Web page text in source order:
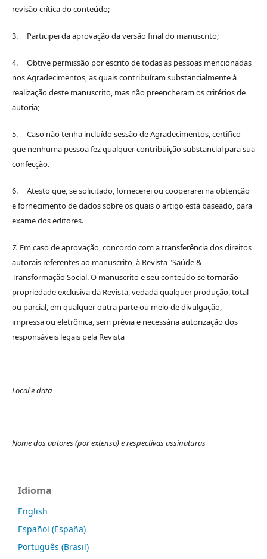
revisão crítica do conteúdo;
3. Participei da aprovação da versão final do manuscrito;
4. Obtive permissão por escrito de todas as pessoas mencionadas
nos Agradecimentos, as quais contribuíram substancialmente à
realização deste manuscrito, mas não preencheram os critérios de
autoria;
5. Caso não tenha incluído sessão de Agradecimentos, certifico
que nenhuma pessoa fez qualquer contribuição substancial para sua
confecção.
6. Atesto que, se solicitado, fornecerei ou cooperarei na obtenção
e fornecimento de dados sobre os quais o artigo está baseado, para
exame dos editores.
7. Em caso de aprovação, concordo com a transferência dos direitos
autorais referentes ao manuscrito, à Revista "Saúde &
Transformação Social. O manuscrito e seu conteúdo se tornarão
propriedade exclusiva da Revista, vedada qualquer produção, total
ou parcial, em qualquer outra parte ou meio de divulgação,
impressa ou eletrônica, sem prévia e necessária autorização dos
responsáveis legais pela Revista
Local e data
Nome dos autores (por extenso) e respectivas assinaturas
Idioma
English
Español (España)
Português (Brasil)